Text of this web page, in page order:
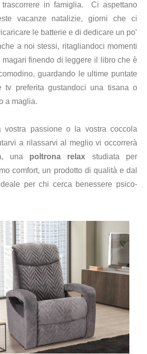
in famiglia. Ci aspettano
vacanze natalizie, giorni che ci
le batterie e di dedicare un po’
a noi stessi, ritagliandoci momenti
magari finendo di leggere il libro che è
guardando le ultime puntate
tv preferita gustandoci una tisana o
a maglia.
vostra passione o la vostra coccola
a rilassarvi al meglio vi occorrerà
una poltrona relax studiata per
comfort, un prodotto di qualità e dal
per chi cerca benessere psico-